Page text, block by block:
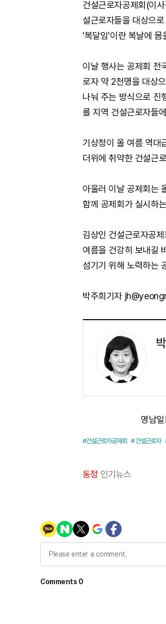
건설근로자공제회(이
설근로자들을 대상으
'복달임'이란 복날에 몸
이날 행사는 공제회 전
로자 약 2천명을 대상
나눠 주는 방식으로 진
를 지역 건설근로자들
기상청이 올 여름 역대
더위에 취약한 건설근
아울러 이날 공제회는
함께 공제회가 실시하
김상인 건설근로자공
여름을 건강히 보내길
섬기기 위해 노력하는
박주희기자
영남
#건설근로자공제회 # 건설근로자
동정 인기뉴스